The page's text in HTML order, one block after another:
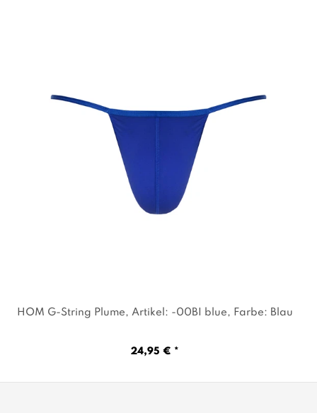
HOM G-String Plume , Artikel: -00BI blue , Farbe: Blau
24,95 € *